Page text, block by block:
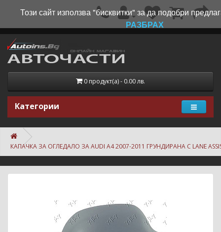
0 продукт(а) - 0.00 лв.
Категории
КАПАЧКА ЗА ОГЛЕДАЛО ЗА AUDI A4 2007-2011 ГРУНДИРАНА С LANE
Този сайт използва "бисквитки" за да подобри
РАЗБРАХ